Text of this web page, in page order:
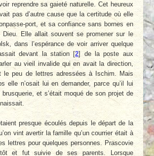
reprendre sa gaieté naturelle. Cet heureux
pas d’autre cause que la certitude où elle
port, et sa confiance sans bornes en
Dieu. Elle allait souvent se promener sur le
dans l’espérance de voir arriver quelque
devant la station[2] de la poste aux
au vieil invalide qui en avait la direction,
le peu de lettres adressées à Ischim. Mais
elle n’osait lui en demander, parce qu’il lui
et s’était moqué de son projet de
presque écoulés depuis le départ de la
vint avertir la famille qu’un courrier était à
lettres pour quelques personnes. Prascovie
et fut suivie de ses parents. Lorsque